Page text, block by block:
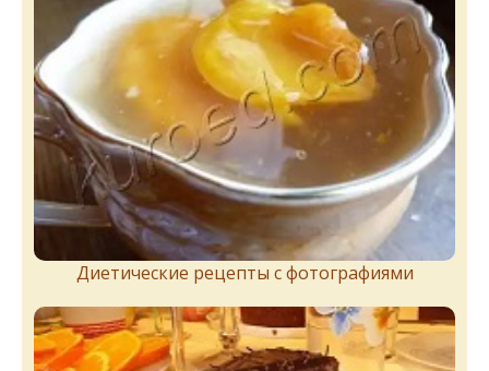
Диетические рецепты с фотографиями